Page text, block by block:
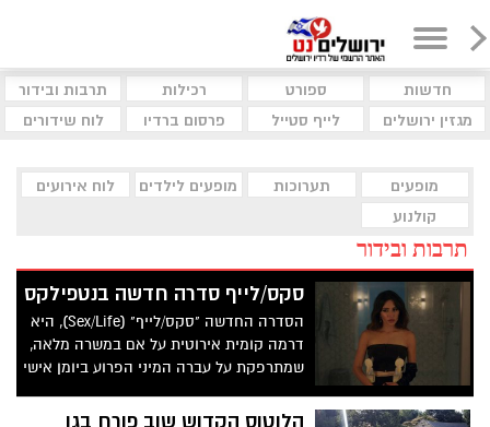
חדשות ספורט רכילות
תרבות ובידור
מגזין ירושלים
לייף סטייל פרסום ברדיו לוח שידורים
מופעים תערוכות מופעים לילדים
לוח אירועים
קולנוע
תרבות ובידור
סקס/לייף סדרה חדשה בנטפילקס
הסדרה החדשה "סקס/לייף" (Sex/Life), היא
דרמה קומית אירוטית על אם במשרה מלאה,
שמתרפקת על עברה המיני הפרוע ביומן אישי
מבהירה היכן עובר הגבול בין "גילטי פלז'ר"